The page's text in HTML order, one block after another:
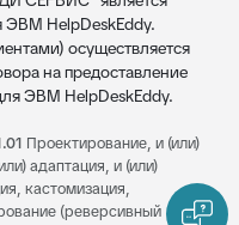
HelpDeskEddy.
осуществляется
на предоставление
ЭВМ HelpDeskEddy.
Проектирование, и (или)
адаптация, и (или)
кастомизация,
(реверсивный